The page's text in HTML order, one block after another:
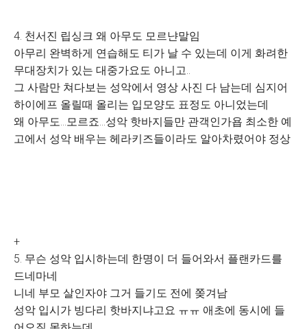
4. 천서진 립싱크 왜 아무도 모르냔말임
아무리 완벽하게 연습해도 티가 날 수 있는데 이게 화려한
무대장치가 있는 대중가요도 아니고..
그 사람만 쳐다보는 성악에서 영상 사진 다 남는데 심지어
하이에프 올릴때 올리는 입모양도 표정도 아니었는데
왜 아무도...모르죠...성악 핫바지들만 관객인가욥 최소한 예
고에서 성악 배우는 헤라키즈들이라도 알아차렸어야 정상
+
5. 무슨 성악 입시하는데 한명이 더 들어와서 플랜카드를
드네마네
니네 부모 살인자야 그거 들기도 전에 쫒겨남
성악 입시가 빙다리 핫바지냐고요 ㅠㅠ 애초에 동시에 들